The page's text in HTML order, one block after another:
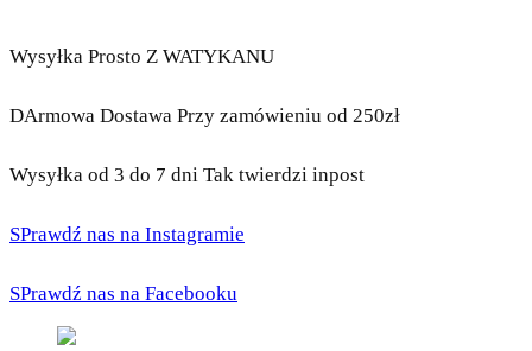
Wysyłka Prosto Z WATYKANU
DArmowa Dostawa Przy zamówieniu od 250zł
Wysyłka od 3 do 7 dni Tak twierdzi inpost
SPrawdź nas na Instagramie
SPrawdź nas na Facebooku